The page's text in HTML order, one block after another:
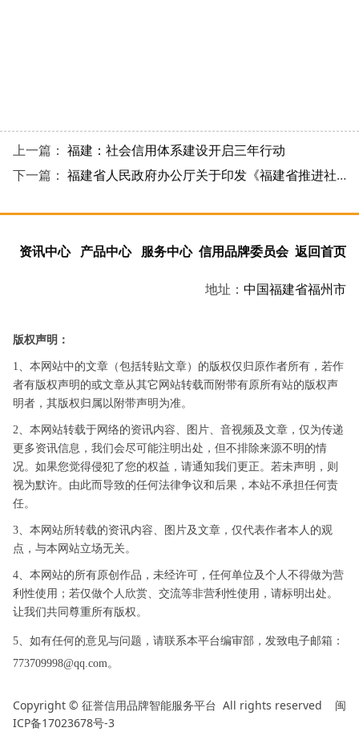
上一篇： 福建：社会信用体系建设开启三年行动
下一篇： 福建省人民政府办公厅关于印发《福建省推进社会信用体系建设三年行动方案 （2026—2028 年）》的通知
资讯中心 产品中心 服务中心 信用品牌委员会 返回首页
地址： 中国福建省福州市
版权声明：
1、本网站中的文章（包括转贴文章）的版权仅归原作者所有，若作
者有版权声明的或文章从其它网站转载而附带有原所有站的版权声
明者，其版权归属以附带声明为准。
2、本网站转载于网络的资讯内容、图片、音视频及文章，仅为传递
更多资讯信息，我们会尽可能注明出处，但不排除来源不明的情
况。如果您觉得侵犯了您的权益，请通知我们更正。若未声明，则
视为默许。由此而导致的任何法律争议和后果，本站不承担任何责
任。
3、本网站所转载的资讯内容、图片及文章，仅代表作者本人的观
点，与本网站立场无关。
4、本网站的所有原创作品，未经许可，任何单位及个人不得做为营
利性使用；若仅做个人欣赏、交流等非营利性使用，请标明出处。
让我们共同尊重所有版权。
5、如有任何的意见与问题，请联系本平台编审部，发致电子邮箱：
773709998@qq.com。
Copyright © 征誉信用品牌智能服务平台 All rights reserved
闽
ICP备17023678号-3